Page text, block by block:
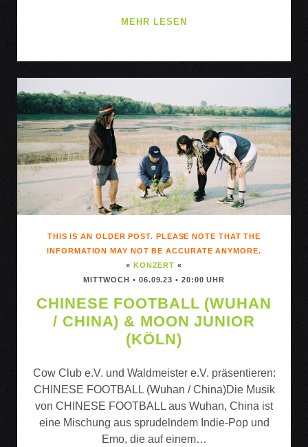
MEHR LESEN
THE
OPEN
CAGES
·
THE
STREETLIGHTS
THIS IS AN OLDER POST. PLEASE NOTE THAT THE
INFORMATION MAY NOT BE ACCURATE ANYMORE.
» KONZERT «
MITTWOCH • 06.09.23 • 20:00 UHR
CHINESE FOOTBALL (WUHAN
/ CHINA) & MOON JUNIOR
(KÖLN)
Cow Club e.V. und Waldmeister e.V. präsentieren:
CHINESE FOOTBALL (Wuhan / China)Die Musik
von CHINESE FOOTBALL aus Wuhan, China ist
eine Mischung aus sprudelndem Indie-Pop und
Emo, die auf einem…